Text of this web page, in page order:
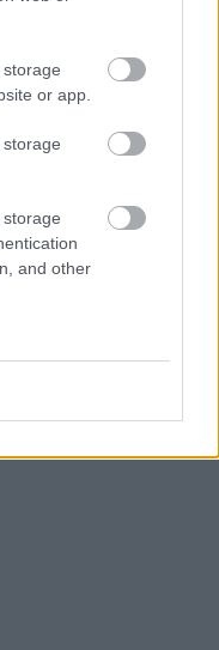
or app.
and other
το σωστό,
και
που
ίχνη του. Ο
διαδίδει fake
να
με τους
και τον κόσμο.